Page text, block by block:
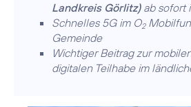
Landkreis Görlitz)ab sofort
Schnelles 5G im O2
Gemeinde
Wichtiger Beitrag zur
digitalen Teilhabe im